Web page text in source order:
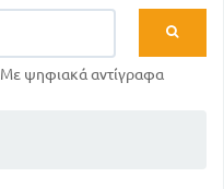
Με ψηφιακά αντίγραφα